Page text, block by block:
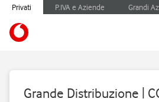
Privati P.IVA e Aziende Grandi
Grande Distribuzione |